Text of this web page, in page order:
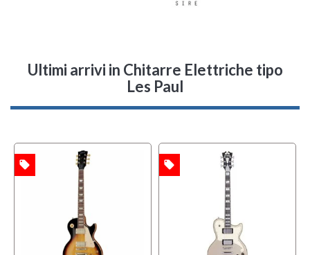
Ultimi arrivi in Chitarre Elettriche tipo
Les Paul
local_offer local_offer